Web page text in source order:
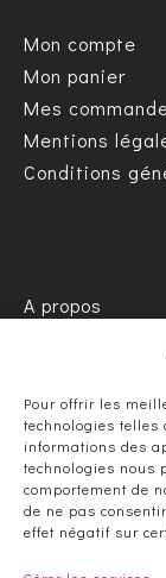
Pour offrir les
technologies telles
informations des
technologies nous
comportement de
de ne pas
effet négatif sur
Mon compte
Mon panier
Mes
Mentions
Conditions
A propos